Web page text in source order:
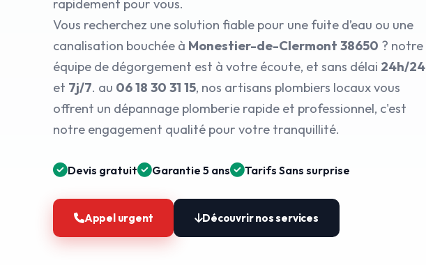
rapidement pour vous.
Vous recherchez une solution fiable pour une fuite d’eau ou une
canalisation bouchée à Monestier-de-Clermont 38650 ? notre
équipe de dégorgement est à votre écoute, et sans délai 24h/24
et 7j/7. au 06 18 30 31 15, nos artisans plombiers locaux vous
offrent un dépannage plomberie rapide et professionnel, c'est
notre engagement qualité pour votre tranquillité.
Devis gratuit Garantie 5 ans Tarifs Sans surprise
Appel urgent Découvrir nos services